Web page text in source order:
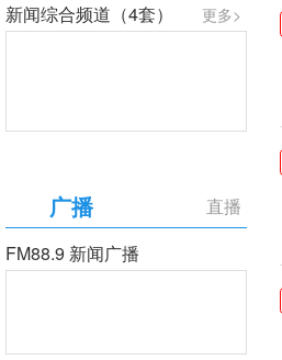
更多>
新闻综合频道（4套）
直播
广播
FM88.9 新闻广播